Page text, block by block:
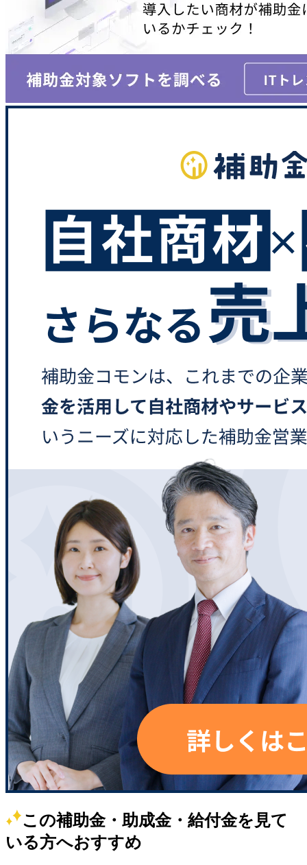
この補助金・助成金・給付金を見て
いる方へおすすめ